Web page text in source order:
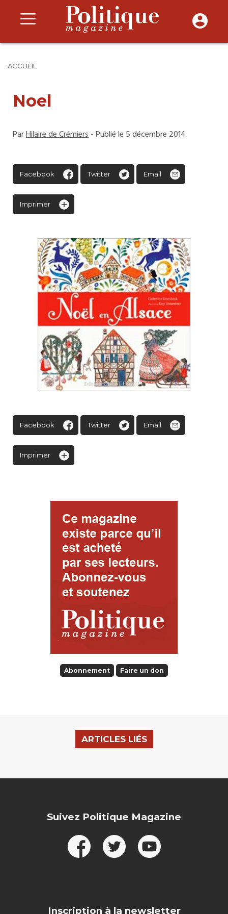
ACCUEIL
Noel
ParHilaire de Crémiers- Publié le 5 décembre 2014
Facebook Twitter Email
Imprimer
Facebook Twitter Email
Imprimer
Abonnement Faire un don
ARTICLES LIÉS
Suivez Politique Magazine
Inscription à la newsletter